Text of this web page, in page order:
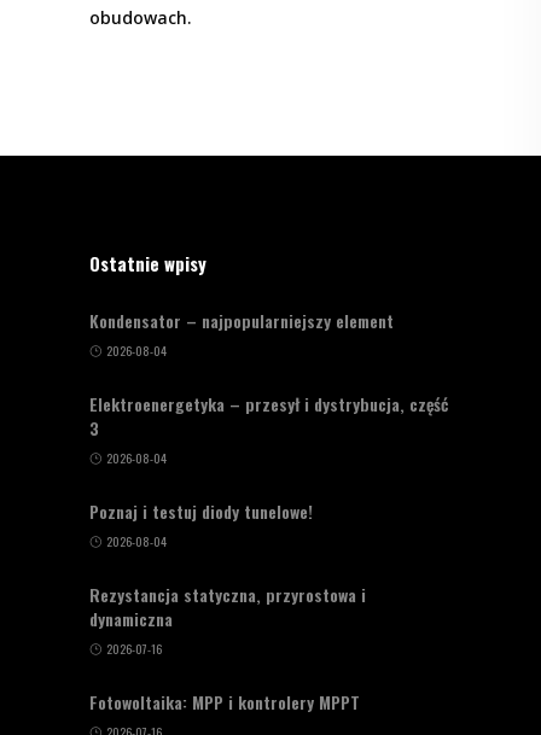
obudowach.
Ostatnie wpisy
Kondensator – najpopularniejszy element
2026-08-04
Elektroenergetyka – przesył i dystrybucja, część
3
2026-08-04
Poznaj i testuj diody tunelowe!
2026-08-04
Rezystancja statyczna, przyrostowa i
dynamiczna
2026-07-16
Fotowoltaika: MPP i kontrolery MPPT